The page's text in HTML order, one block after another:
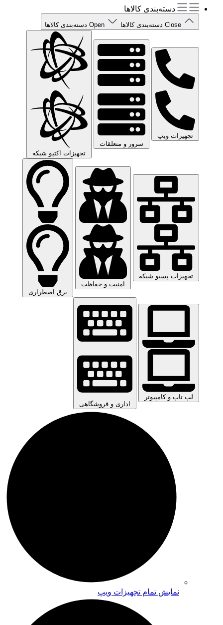
دسته‌بندی کالاها
Close دسته‌بندی کالاها Open دسته‌بندی کالاها
تجهیزات ویپ
سرور و متعلقات
تجهیزات اکتیو شبکه
تجهیزات پسیو شبکه
امنیت و حفاظت
برق اضطراری
لپ تاپ و کامپیوتر
اداری و فروشگاهی
نمایش تمام تجهیزات ویپ